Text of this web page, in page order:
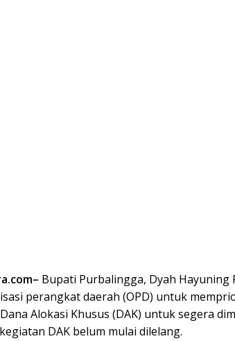
Bupati Purbalingga, Dyah
perangkat daerah (OPD) untuk
Alokasi Khusus (DAK) untuk segera
DAK belum mulai dilelang.